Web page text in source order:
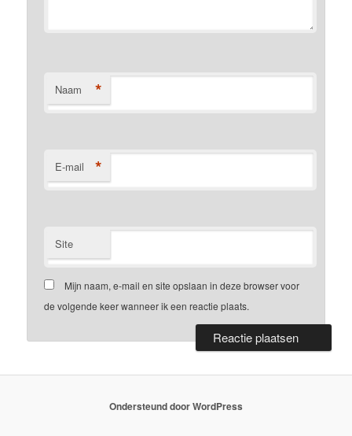
Naam *
E-mail *
Site
Mijn naam, e-mail en site opslaan in deze browser voor
de volgende keer wanneer ik een reactie plaats.
Ondersteund door WordPress